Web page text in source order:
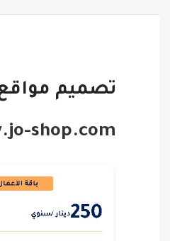
تصميم مواقع
shop.com